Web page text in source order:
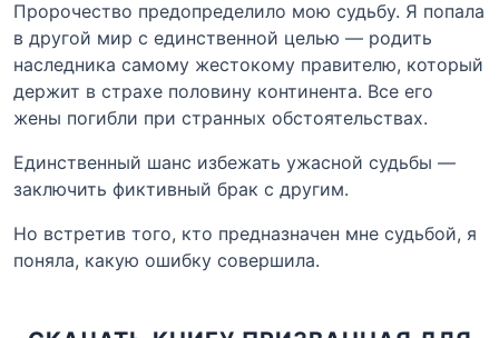
Пророчество предопределило мою судьбу. Я попала
в другой мир с единственной целью — родить
наследника самому жестокому правителю, который
держит в страхе половину континента. Все его
жены погибли при странных обстоятельствах.
Единственный шанс избежать ужасной судьбы —
заключить фиктивный брак с другим.
Но встретив того, кто предназначен мне судьбой, я
поняла, какую ошибку совершила.